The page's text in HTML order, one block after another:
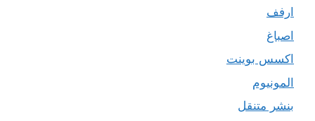
ارفف
اصباغ
اكسس بوينت
المونيوم
بنشر متنقل